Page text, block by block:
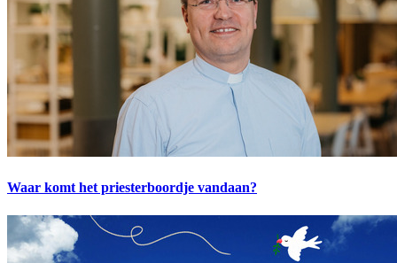
Waar komt het priesterboordje vandaan?